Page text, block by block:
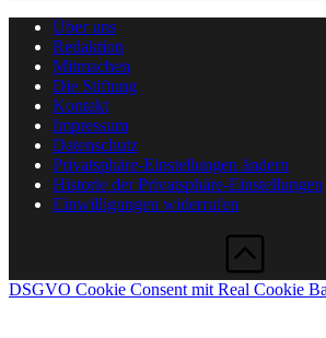
Über uns
Redaktion
Mitmachen
Die Stiftung
Kontakt
Impressum
Datenschutz
Privatsphäre-Einstellungen ändern
Historie der Privatsphäre-Einstellungen
Einwilligungen widerrufen
DSGVO Cookie Consent mit Real Cookie